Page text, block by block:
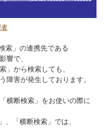
者
索」の連携先である
で、
」から検索しても、
障害が発生しております。
横断検索」をお使いの際に
「横断検索」では、